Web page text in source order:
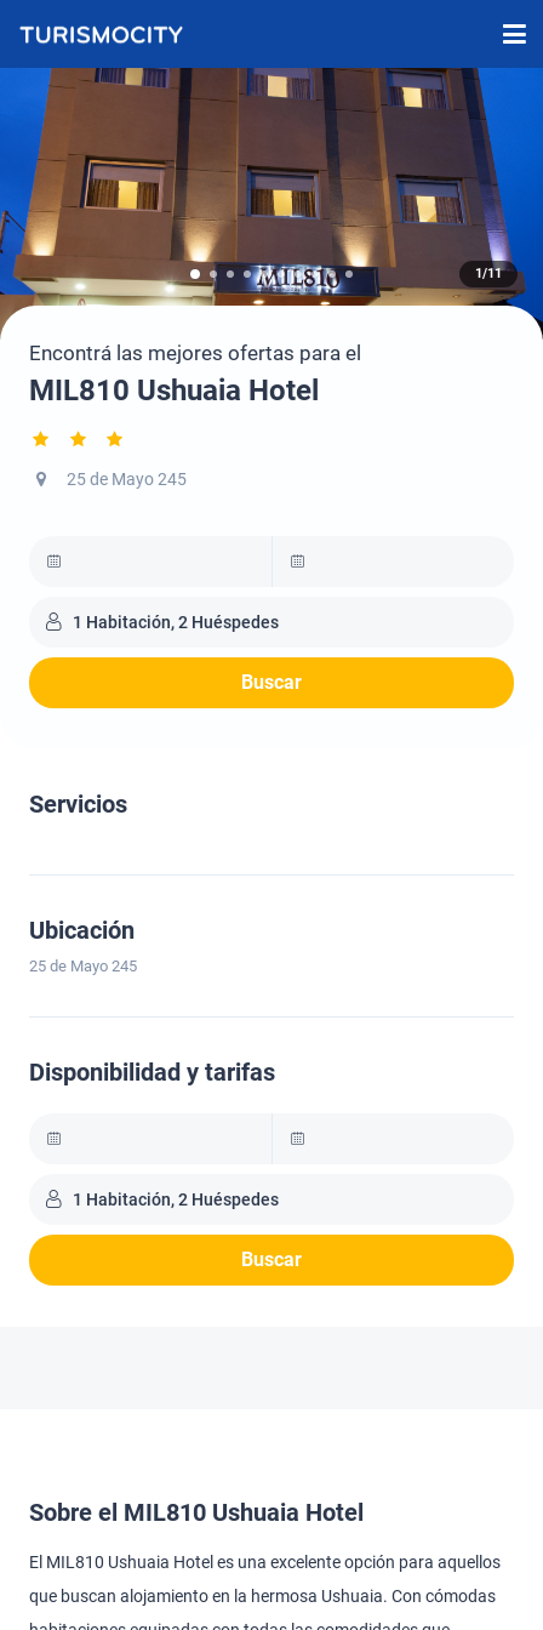
1/11
Encontrá las mejores ofertas para el
MIL810 Ushuaia Hotel
25 de Mayo 245
1 Habitación, 2 Huéspedes
Buscar
Servicios
Ubicación
25 de Mayo 245
Disponibilidad y tarifas
1 Habitación, 2 Huéspedes
Buscar
Sobre el MIL810 Ushuaia Hotel
El MIL810 Ushuaia Hotel es una excelente opción para aquellos
que buscan alojamiento en la hermosa Ushuaia. Con cómodas